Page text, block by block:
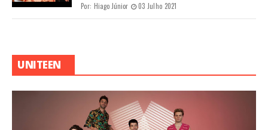
Por: Hiago Júnior 03 Julho 2021
UNITEEN